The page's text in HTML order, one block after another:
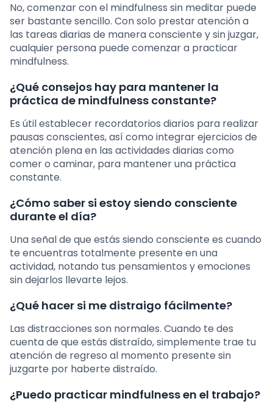
No, comenzar con el mindfulness sin meditar puede
ser bastante sencillo. Con solo prestar atención a
las tareas diarias de manera consciente y sin juzgar,
cualquier persona puede comenzar a practicar
mindfulness.
¿Qué consejos hay para mantener la
práctica de mindfulness constante?
Es útil establecer recordatorios diarios para realizar
pausas conscientes, así como integrar ejercicios de
atención plena en las actividades diarias como
comer o caminar, para mantener una práctica
constante.
¿Cómo saber si estoy siendo consciente
durante el día?
Una señal de que estás siendo consciente es cuando
te encuentras totalmente presente en una
actividad, notando tus pensamientos y emociones
sin dejarlos llevarte lejos.
¿Qué hacer si me distraigo fácilmente?
Las distracciones son normales. Cuando te des
cuenta de que estás distraído, simplemente trae tu
atención de regreso al momento presente sin
juzgarte por haberte distraído.
¿Puedo practicar mindfulness en el trabajo?